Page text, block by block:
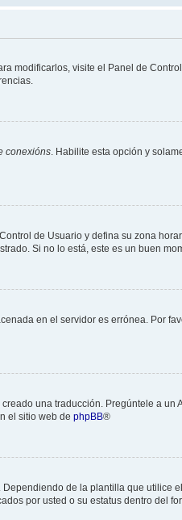
modificarlos, visite el Panel de
conexións. Habilite esta opción y
de Usuario y defina su zona
Si no lo está, este es un buen
en el servidor es errónea. Por
una traducción. Pregúntele a
el sitio web de phpBB®
de la plantilla que utilice
por usted o su estatus dentro del